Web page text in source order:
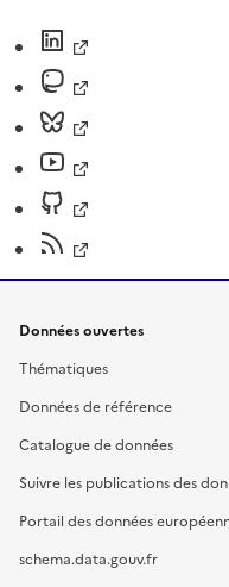
Données ouvertes
Thématiques
Données de référence
Catalogue de données
Suivre les publications des
Portail des données
schema.data.gouv.fr